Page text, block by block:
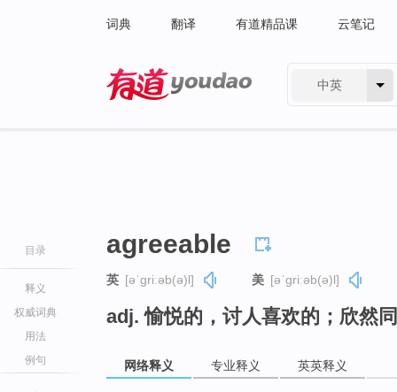
词典 翻译 有道精品课 云笔记
中英
目录
释义
权威词典
用法
例句
agreeable
英 [əˈɡriːəb(ə)l] 美 [əˈɡriːəb(ə)l]
adj. 愉悦的，讨人喜欢的；欣然
网络释义 专业释义 英英释义